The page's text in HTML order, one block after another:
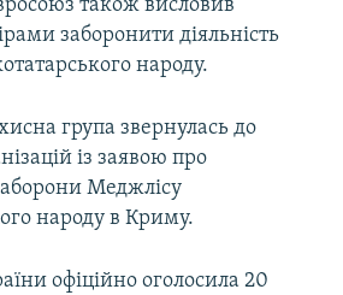
також висловив
заборонити діяльність
народу.
група звернулась до
із заявою про
Меджлісу
народу в Криму.
офіційно оголосила 20